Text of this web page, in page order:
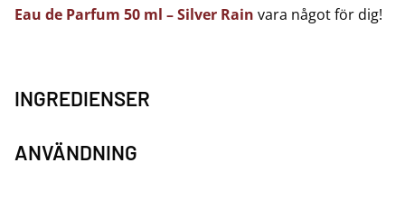
INGREDIENSER
ANVÄNDNING
Eau de Parfum 50 ml – Silver Rain vara något för dig!